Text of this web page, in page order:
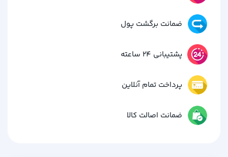
ضمانت برگشت پول
پشتیبانی 24 ساعته
پرداخت تمام آنلاین
ضمانت اصالت کالا